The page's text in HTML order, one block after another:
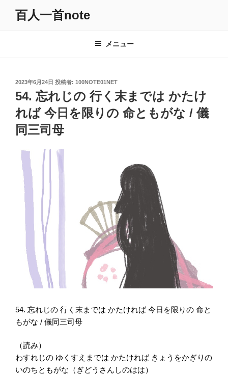
百人一首note
メニュー
投
稿
日:
2023年6月24日 投稿者: 100NOTE01NET
54. 忘れじの 行く末までは かたけ
れば 今日を限りの 命ともがな / 儀
同三司母
54. 忘れじの 行く末までは かたければ 今日を限りの 命と
もがな / 儀同三司母
（読み）
わすれじの ゆくすえまでは かたければ きょうをかぎりの
いのちともがな（ぎどうさんしのはは）